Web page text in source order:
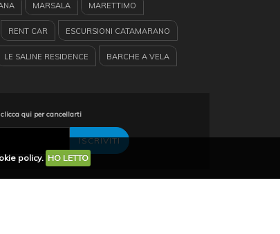
policy. HO LETTO
MARSALA MARETTIMO
RENT CAR ESCURSIONI CATAMARANO
LE SALINE RESIDENCE BARCHE A VELA
HERTZ
GARIBALDI RYANAIR
clicca qui per cancellarti